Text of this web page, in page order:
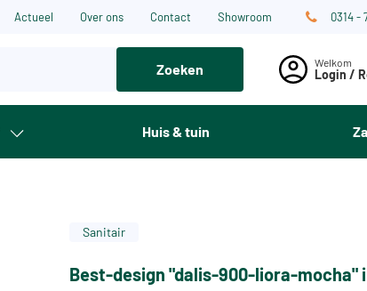
Actueel Over ons Contact Showroom 0314 -
Zoeken Login /
Huis & tuin
Sanitair
Best-design "dalis-900-liora-mocha"